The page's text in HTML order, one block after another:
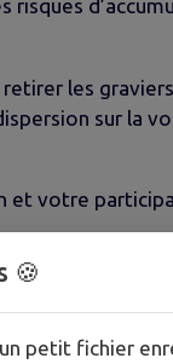
les
sur la
et votre
🍪
petit fichier